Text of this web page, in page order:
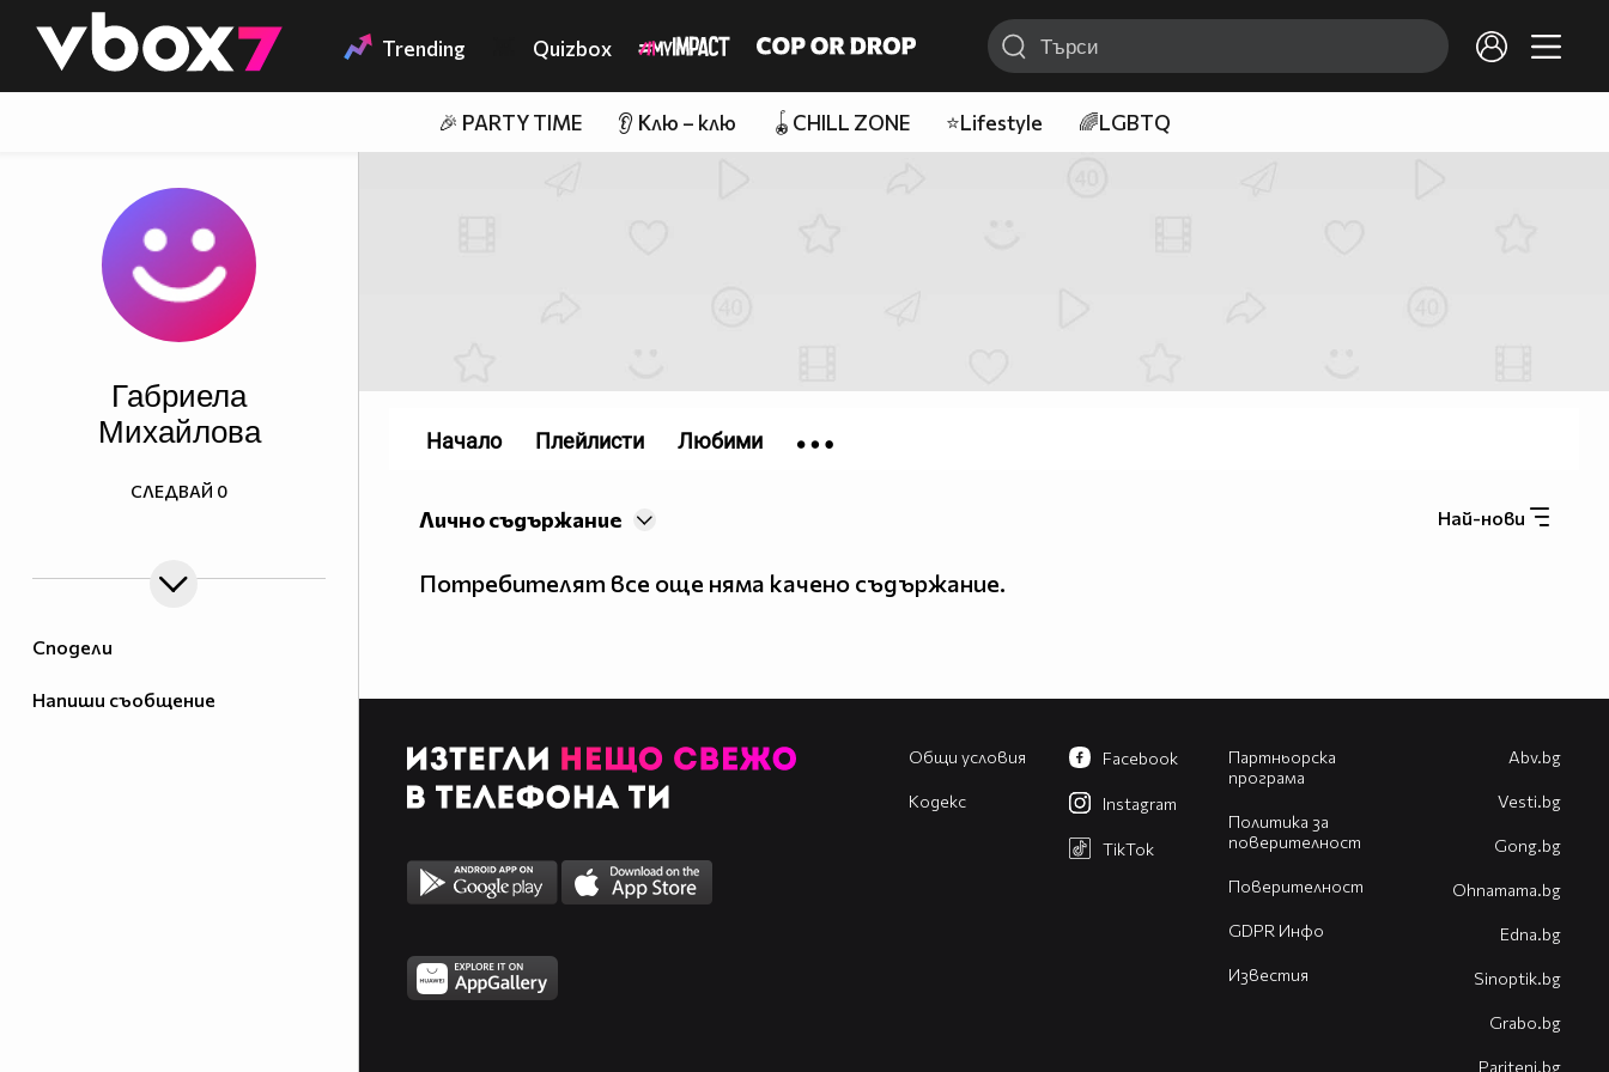
👾 Trending Quizbox
🎉 PARTY TIME 👂 Клю – клю 🪀CHILL ZONE ⭐Lifestyle 🌈LGBTQ
Сподели
Напиши съобщение
Габриела
Михайлова
СЛЕДВАЙ 0
Най-нови
Лично съдържание
Потребителят все още няма качено съдържание.
Начало Плейлисти Любими
Общи условия
Кодекс
Партньорска
програма
Политика за
поверителност
Поверителност
GDPR Инфо
Известия
Facebook
Instagram
TikTok
Abv.bg
Vesti.bg
Gong.bg
Оhnamama.bg
Edna.bg
Sinoptik.bg
Grabo.bg
Pariteni.bg